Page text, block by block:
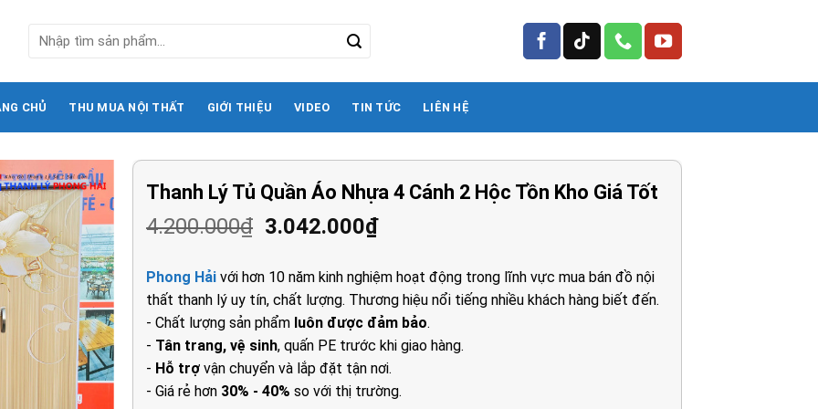
kiếm:
CHỦ THU MUA NỘI THẤT GIỚI THIỆU VIDEO TIN TỨC LIÊN HỆ
Thanh Lý Tủ Quần Áo Nhựa 4 Cánh 2 Hộc Tồn Kho Giá Tốt
4.200.000₫ Giá
là:
4.200.000₫.
3.042.000₫Giá
tại
là:
3.042.000₫.
Phong Hải với hơn 10 năm kinh nghiệm hoạt động trong lĩnh vực mua bán đồ nội
thất thanh lý uy tín, chất lượng. Thương hiệu nổi tiếng nhiều khách hàng biết đến.
- Chất lượng sản phẩm luôn được đảm bảo.
- Tân trang, vệ sinh, quấn PE trước khi giao hàng.
- Hỗ trợ vận chuyển và lắp đặt tận nơi.
- Giá rẻ hơn 30% - 40% so với thị trường.